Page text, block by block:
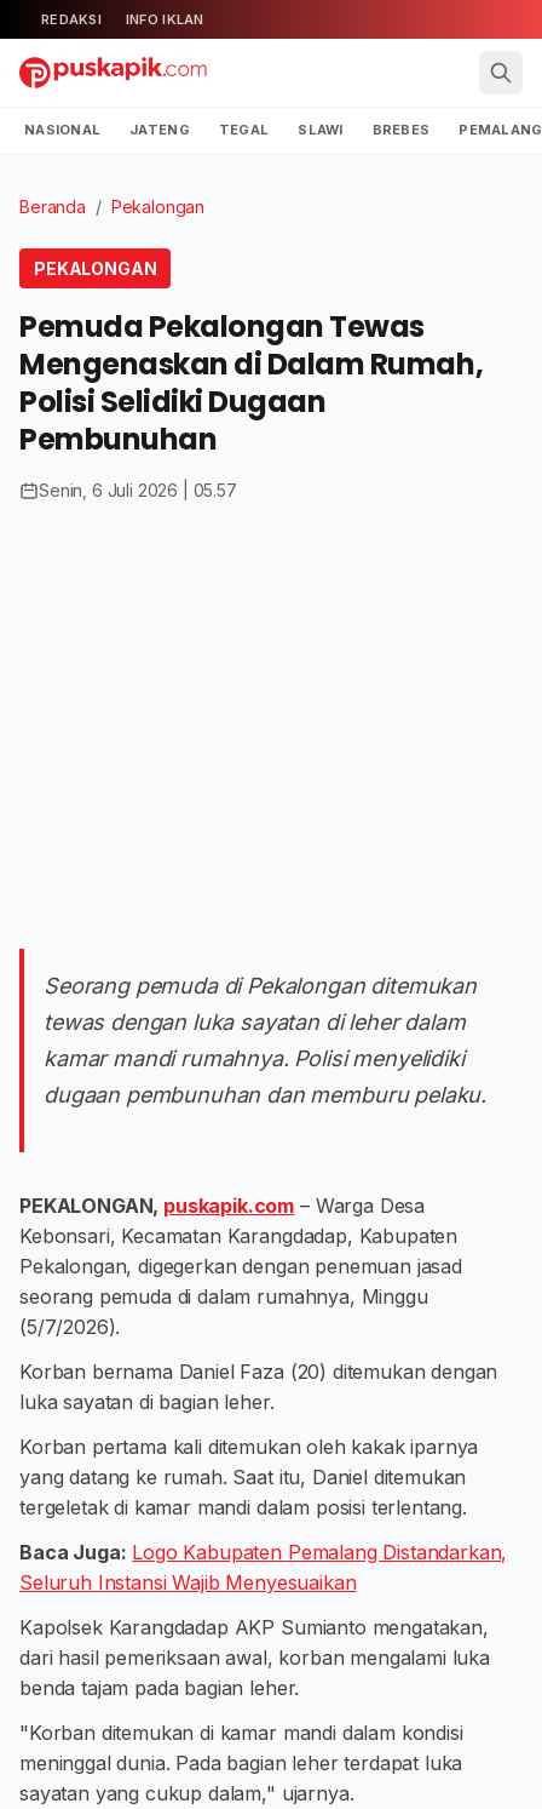
REDAKSI INFO IKLAN
NASIONAL JATENG TEGAL SLAWI BREBES PEMALANG
Beranda / Pekalongan
PEKALONGAN
Pemuda Pekalongan Tewas
Mengenaskan di Dalam Rumah,
Polisi Selidiki Dugaan
Pembunuhan
Senin, 6 Juli 2026 | 05.57
Seorang pemuda di Pekalongan ditemukan
tewas dengan luka sayatan di leher dalam
kamar mandi rumahnya. Polisi menyelidiki
dugaan pembunuhan dan memburu pelaku.
PEKALONGAN, puskapik.com – Warga Desa
Kebonsari, Kecamatan Karangdadap, Kabupaten
Pekalongan, digegerkan dengan penemuan jasad
seorang pemuda di dalam rumahnya, Minggu
(5/7/2026).
Korban bernama Daniel Faza (20) ditemukan dengan
luka sayatan di bagian leher.
Korban pertama kali ditemukan oleh kakak iparnya
yang datang ke rumah. Saat itu, Daniel ditemukan
tergeletak di kamar mandi dalam posisi terlentang.
Baca Juga: Logo Kabupaten Pemalang Distandarkan,
Seluruh Instansi Wajib Menyesuaikan
Kapolsek Karangdadap AKP Sumianto mengatakan,
dari hasil pemeriksaan awal, korban mengalami luka
benda tajam pada bagian leher.
"Korban ditemukan di kamar mandi dalam kondisi
meninggal dunia. Pada bagian leher terdapat luka
sayatan yang cukup dalam," ujarnya.